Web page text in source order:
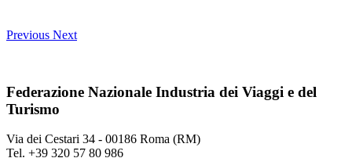
Previous Next
Federazione Nazionale Industria dei Viaggi e del
Turismo
Via dei Cestari 34 - 00186 Roma (RM)
Tel. +39 320 57 80 986